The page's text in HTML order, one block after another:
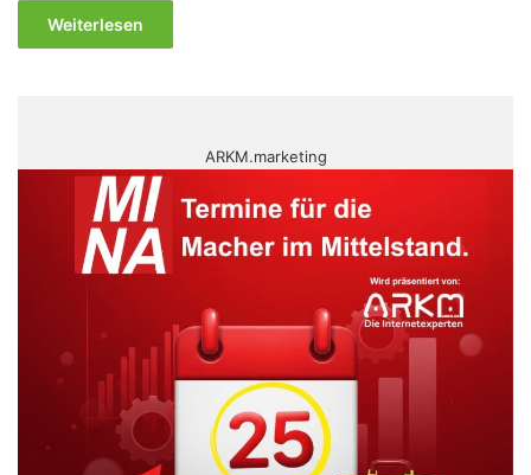
Weiterlesen
ARKM.marketing